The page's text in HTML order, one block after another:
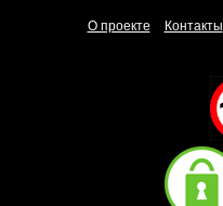
О проекте Контакты